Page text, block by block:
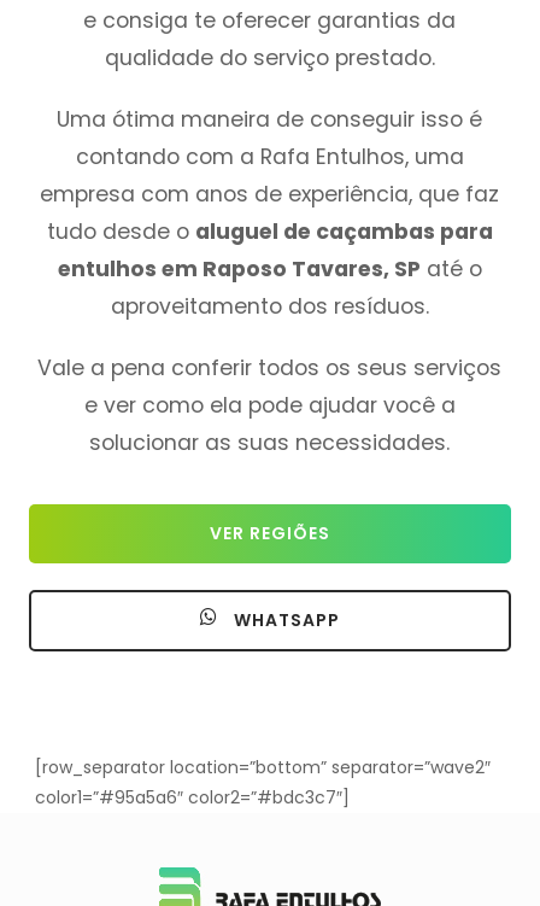
e consiga te oferecer garantias da
qualidade do serviço prestado.
Uma ótima maneira de conseguir isso é
contando com a Rafa Entulhos, uma
empresa com anos de experiência, que faz
tudo desde o aluguel de caçambas para
entulhos em Raposo Tavares, SP até o
aproveitamento dos resíduos.
Vale a pena conferir todos os seus serviços
e ver como ela pode ajudar você a
solucionar as suas necessidades.
VER REGIÕES
WHATSAPP
[row_separator location=”bottom” separator=”wave2″
color1=”#95a5a6″ color2=”#bdc3c7″]